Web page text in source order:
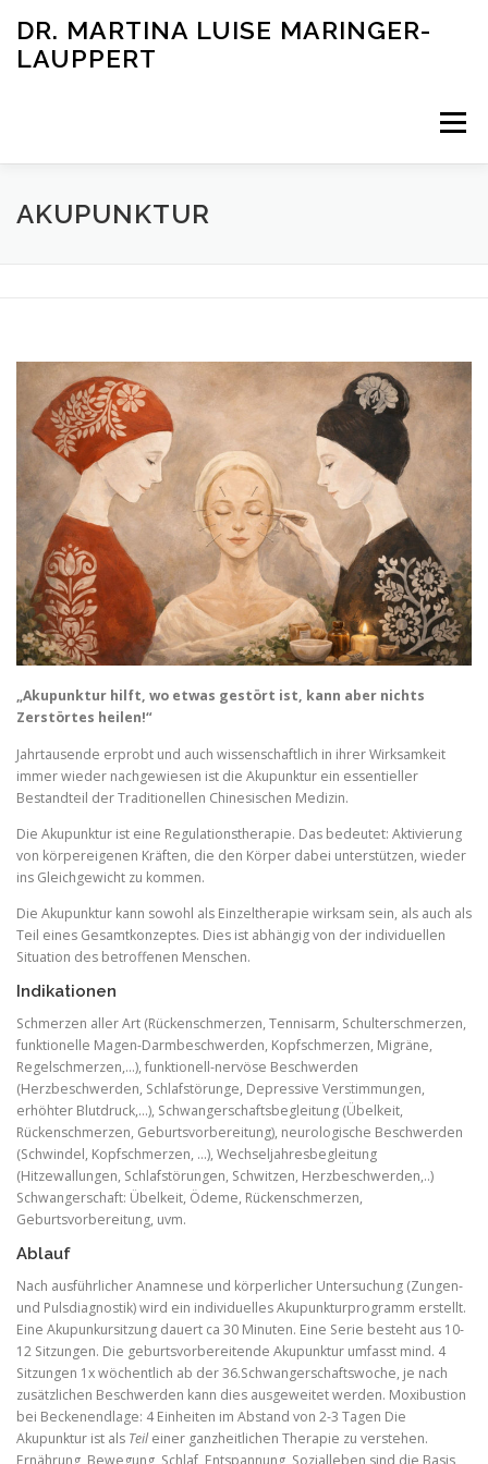
content
DR. MARTINA LUISE MARINGER-
LAUPPERT
Menu
RUNDUM GESUND LEBEN
AKUPUNKTUR
„Akupunktur hilft, wo etwas gestört ist, kann aber nichts
Zerstörtes heilen!“
Jahrtausende erprobt und auch wissenschaftlich in ihrer Wirksamkeit
immer wieder nachgewiesen ist die Akupunktur ein essentieller
Bestandteil der Traditionellen Chinesischen Medizin.
Die Akupunktur ist eine Regulationstherapie. Das bedeutet: Aktivierung
von körpereigenen Kräften, die den Körper dabei unterstützen, wieder
ins Gleichgewicht zu kommen.
Die Akupunktur kann sowohl als Einzeltherapie wirksam sein, als auch als
Teil eines Gesamtkonzeptes. Dies ist abhängig von der individuellen
Situation des betroffenen Menschen.
Indikationen
Schmerzen aller Art (Rückenschmerzen, Tennisarm, Schulterschmerzen,
funktionelle Magen-Darmbeschwerden, Kopfschmerzen, Migräne,
Regelschmerzen,…), funktionell-nervöse Beschwerden
(Herzbeschwerden, Schlafstörunge, Depressive Verstimmungen,
erhöhter Blutdruck,…), Schwangerschaftsbegleitung (Übelkeit,
Rückenschmerzen, Geburtsvorbereitung), neurologische Beschwerden
(Schwindel, Kopfschmerzen, …), Wechseljahresbegleitung
(Hitzewallungen, Schlafstörungen, Schwitzen, Herzbeschwerden,..)
Schwangerschaft: Übelkeit, Ödeme, Rückenschmerzen,
Geburtsvorbereitung, uvm.
Ablauf
Nach ausführlicher Anamnese und körperlicher Untersuchung (Zungen-
und Pulsdiagnostik) wird ein individuelles Akupunkturprogramm erstellt.
Eine Akupunkursitzung dauert ca 30 Minuten. Eine Serie besteht aus 10-
12 Sitzungen. Die geburtsvorbereitende Akupunktur umfasst mind. 4
Sitzungen 1x wöchentlich ab der 36.Schwangerschaftswoche, je nach
zusätzlichen Beschwerden kann dies ausgeweitet werden. Moxibustion
bei Beckenendlage: 4 Einheiten im Abstand von 2-3 Tagen Die
Akupunktur ist als Teileiner ganzheitlichen Therapie zu verstehen.
Ernährung, Bewegung, Schlaf, Entspannung, Sozialleben sind die Basis